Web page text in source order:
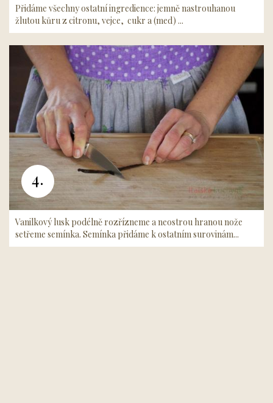
Přidáme všechny ostatní ingredience: jemně nastrouhanou
žlutou kůru z citronu, vejce, cukr a (med) ...
4.
Vanilkový lusk podélně rozřízneme a neostrou hranou nože
setřeme semínka. Semínka přidáme k ostatním surovinám...